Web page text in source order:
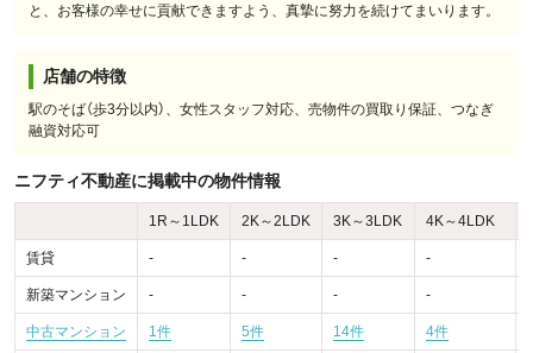
と、お客様の幸せに貢献できますよう、真摯に努力を続けてまいります。
店舗の特徴
駅のそば（歩3分以内）、女性スタッフ対応、売物件の買取り保証、つなぎ
融資対応可
ニフティ不動産に掲載中の物件情報
1R～1LDK 2K～2LDK 3K～3LDK 4K～4LDK
賃貸 - - - -
新築マンション - - - -
中古マンション 1件 5件 14件 4件